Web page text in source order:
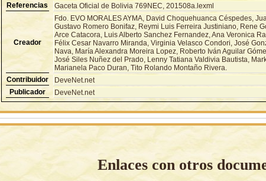
Referencias
Gaceta Oficial de Bolivia 769NEC, 201508a.lexml
Creador
Fdo. EVO MORALES AYMA, David Choquehuanca Céspedes,
Gustavo Romero Bonifaz, Reymi Luis Ferreira Justiniano, Rene
Arce Catacora, Luis Alberto Sanchez Fernandez, Ana Veronica
Félix Cesar Navarro Miranda, Virginia Velasco Condori, José
Nava, María Alexandra Moreira Lopez, Roberto Iván Aguilar
José Siles Nuñez del Prado, Lenny Tatiana Valdivia Bautista,
Marianela Paco Duran, Tito Rolando Montaño Rivera.
Contribuidor
DeveNet.net
Publicador
DeveNet.net
Enlaces con otros